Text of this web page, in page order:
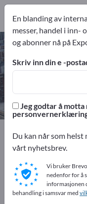
CNC-
produsenter
Exportpages
CNC-fresedeler
Annonser
Behov – Tilbud –
start her
En blanding av
messer, handel i inn-
og abonner nå på
Skriv inn din e -
Jeg godtar å
Du kan når som helst
vårt nyhetsbrev.
Vi bruker
nedenfor for å
informasjonen
behandling i samsvar med